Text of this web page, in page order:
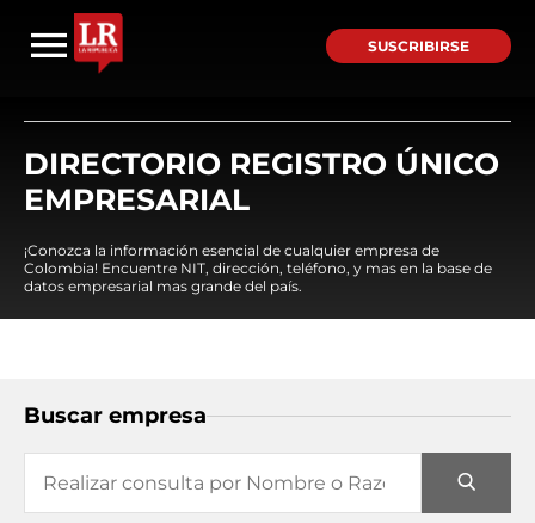
SUSCRIBIRSE
DIRECTORIO REGISTRO ÚNICO
EMPRESARIAL
¡Conozca la información esencial de cualquier empresa de
Colombia! Encuentre NIT, dirección, teléfono, y mas en la base de
datos empresarial mas grande del país.
Buscar empresa